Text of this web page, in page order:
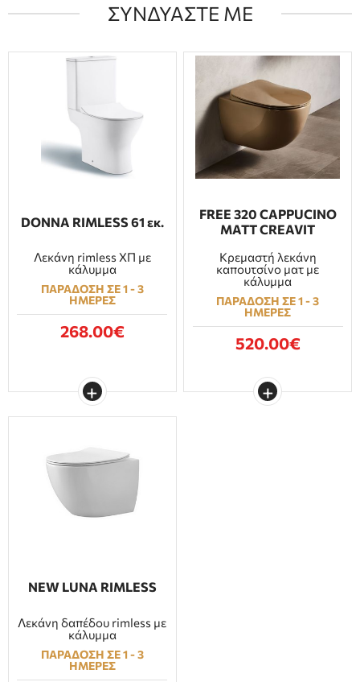
ΣΥΝΔΥΑΣΤΕ ΜΕ
DONNA RIMLESS 61 εκ.
Λεκάνη rimless ΧΠ με
κάλυμμα
ΠΑΡΑΔΟΣΗ ΣΕ 1 - 3
ΗΜΕΡΕΣ
268.00€
FREE 320 CAPPUCINO
MATT CREAVIT
Κρεμαστή λεκάνη
καπουτσίνο ματ με
κάλυμμα
ΠΑΡΑΔΟΣΗ ΣΕ 1 - 3
ΗΜΕΡΕΣ
520.00€
NEW LUNA RIMLESS
Λεκάνη δαπέδου rimless με
κάλυμμα
ΠΑΡΑΔΟΣΗ ΣΕ 1 - 3
ΗΜΕΡΕΣ